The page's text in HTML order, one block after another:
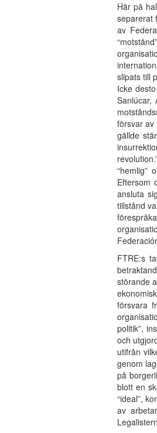
Här på
separerat
av
slipats till
Icke
försvar
gällde
“hemlig”
Eftersom
ansluta
tillstånd
FTRE:s
störande
försvara
politik”,
och
utifrån
genom
på
blott en
“ideal”,
av